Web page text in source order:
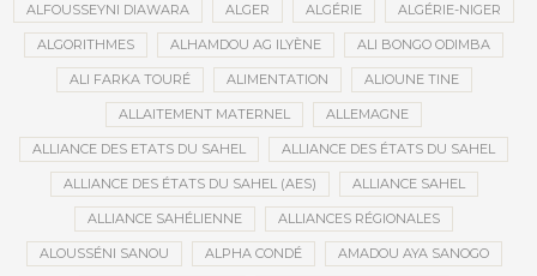
ALFOUSSEYNI DIAWARA ALGER ALGÉRIE ALGÉRIE-NIGER
ALGORITHMES ALHAMDOU AG ILYÈNE ALI BONGO ODIMBA
ALI FARKA TOURÉ ALIMENTATION ALIOUNE TINE
ALLAITEMENT MATERNEL ALLEMAGNE
ALLIANCE DES ETATS DU SAHEL ALLIANCE DES ÉTATS DU SAHEL
ALLIANCE DES ÉTATS DU SAHEL (AES) ALLIANCE SAHEL
ALLIANCE SAHÉLIENNE ALLIANCES RÉGIONALES
ALOUSSÉNI SANOU ALPHA CONDÉ AMADOU AYA SANOGO